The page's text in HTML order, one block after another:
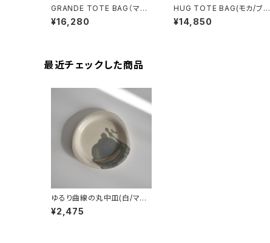
GRANDE TOTE BAG（マッ
トブラウン）
¥16,280
HUG TOTE BAG(モカ/ブラ
ウン)
¥14,850
最近チェックした商品
ゆるり曲線の丸中皿(白/マッ
ト/グレー/ベージュ)
¥2,475